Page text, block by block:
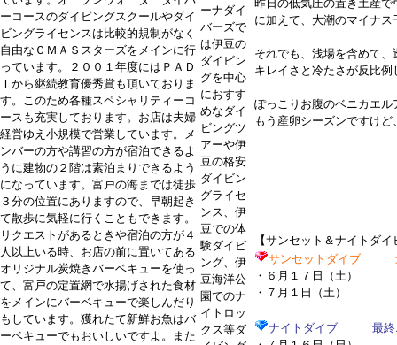
ーコースのダイビングスクールやダイ
ビングライセンスは比較的規制がなく
自由なＣＭＡＳスターズをメインに行
っています。２００１年度にはＰＡＤ
Ｉから継続教育優秀賞も頂いておりま
す。このため各種スペシャリティーコ
ースも充実しております。お店は夫婦
経営ゆえ小規模で営業しています。メ
ンバーの方や講習の方が宿泊できるよ
うに建物の２階は素泊まりできるよう
になっています。富戸の海までは徒歩
３分の位置にありますので、早朝起き
て散歩に気軽に行くこともできます。
リクエストがあるときや宿泊の方が４
人以上いる時、お店の前に置いてある
オリジナル炭焼きバーベキューを使っ
て、富戸の定置網で水揚げされた食材
をメインにバーベキューで楽しんだり
もしています。獲れたて新鮮お魚はバ
ーベキューでもおいしいですよ。また
昨日の低気圧の置き土産
に加えて、大潮のマイナ
それでも、浅場を含めて
キレイさと冷たさが反比
ぽっこりお腹のベニカエ
もう産卵シーズンですけ
【サンセット＆ナイトダ
サンセットダイブ 最
・６月１７日（土）
・７月１日（土）
ナイトダイブ 最終エ
ーナダイ
バーズで
は伊豆の
ダイビン
グを中心
におすす
めなダイ
ビングツ
アーや伊
豆の格安
ダイビン
グライセ
ンス、伊
豆での体
験ダイビ
ング、伊
豆海洋公
園でのナ
イトロッ
クス等ダ